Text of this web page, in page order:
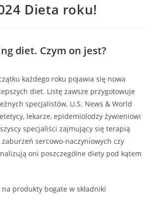
Dieta roku!
diet. Czym on jest?
każdego roku pojawia się nowa
diet. Listę zawsze przygotowuje
specjalistów, U.S. News & World
lekarze, epidemiolodzy żywieniowi
specjaliści zajmujący się terapią
zaburzeń sercowo-naczyniowych czy
oni poszczególne diety pod kątem
na produkty bogate w składniki